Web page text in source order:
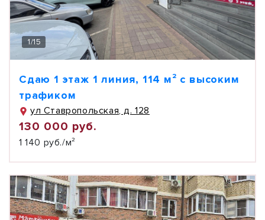
1/15
Сдаю 1 этаж 1 линия, 114 м² с высоким
трафиком
ул Ставропольская, д. 128
130 000 руб.
1 140 руб./м²